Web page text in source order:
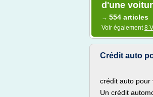
d'une
→ 554 articles
Voir également8
Crédit auto
crédit auto pour
Un crédit